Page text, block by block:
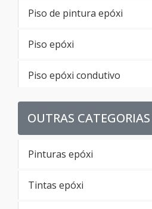
Piso de pintura epóxi
Piso epóxi
Piso epóxi condutivo
Piso autonivelante epoxi sp
OUTRAS CATEGORIAS
Pinturas epóxi
Tintas epóxi